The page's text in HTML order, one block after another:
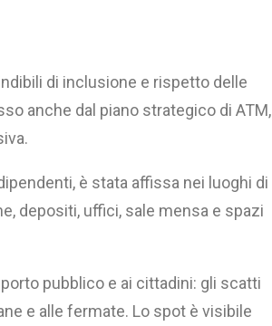
di inclusione e rispetto delle
anche dal piano strategico di ATM,
è stata affissa nei luoghi di
depositi, uffici, sale mensa e spazi
pubblico e ai cittadini: gli scatti
e alle fermate. Lo spot è visibile